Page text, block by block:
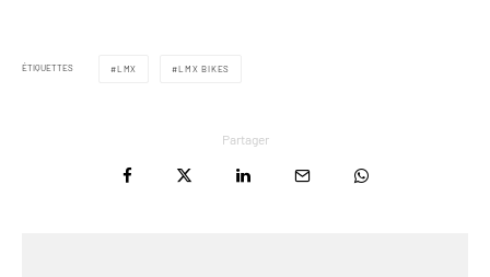
ÉTIQUETTES LMX LMX BIKES
Partager